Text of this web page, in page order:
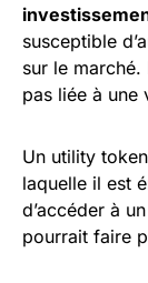
susceptible
sur le
pas liée à une
Un utility
laquelle il est
d’accéder à
pourrait faire